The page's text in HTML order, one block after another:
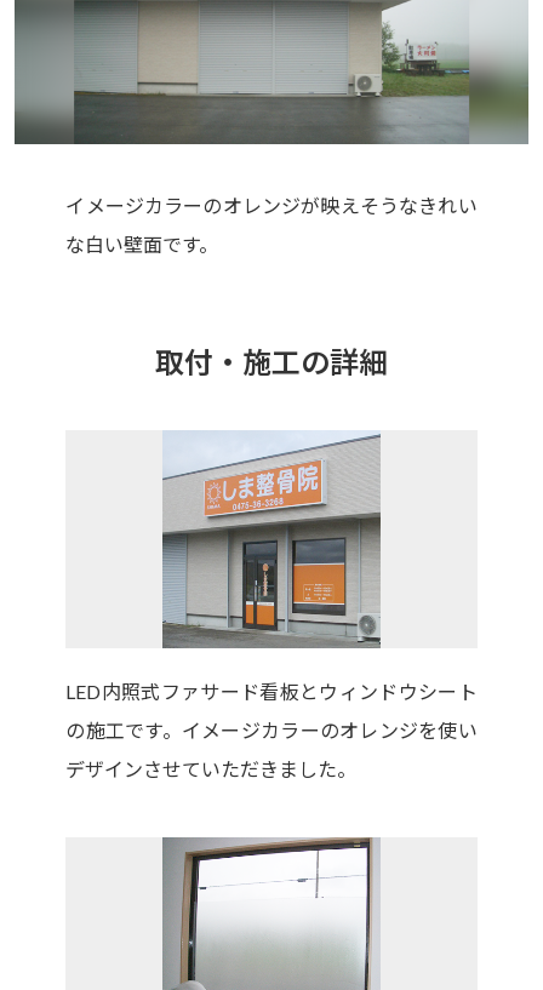
イメージカラーのオレンジが映えそうなきれい
な白い壁面です。
取付・施工の詳細
LED内照式ファサード看板とウィンドウシート
の施工です。イメージカラーのオレンジを使い
デザインさせていただきました。